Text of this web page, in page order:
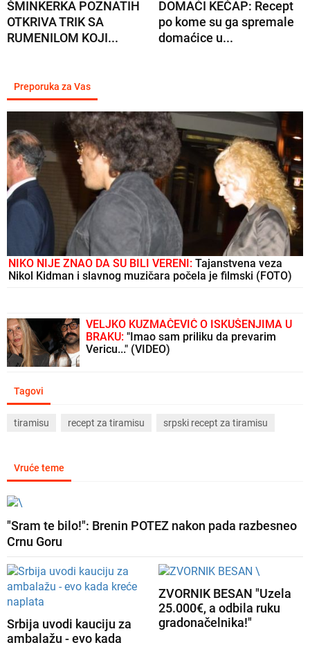
ŠMINKERKA POZNATIH
OTKRIVA TRIK SA
RUMENILOM KOJI...
DOMAĆI KEČAP: Recept
po kome su ga spremale
domaćice u...
Preporuka za Vas
NIKO NIJE ZNAO DA SU BILI VERENI: Tajanstvena veza
Nikol Kidman i slavnog muzičara počela je filmski (FOTO)
VELJKO KUZMAČEVIĆ O ISKUŠENJIMA U
BRAKU: "Imao sam priliku da prevarim
Vericu..." (VIDEO)
Tagovi
tiramisu recept za tiramisu srpski recept za tiramisu
Vruće teme
"Sram te bilo!": Brenin POTEZ nakon pada razbesneo
Crnu Goru
Srbija uvodi kauciju za
ambalažu - evo kada
ZVORNIK BESAN "Uzela
25.000€, a odbila ruku
gradonačelnika!"